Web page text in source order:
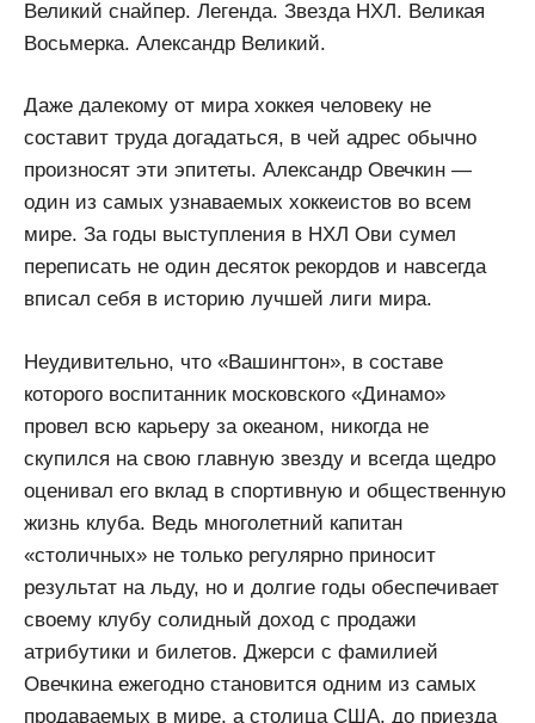
Великий снайпер. Легенда. Звезда НХЛ. Великая
Восьмерка. Александр Великий.
Даже далекому от мира хоккея человеку не
составит труда догадаться, в чей адрес обычно
произносят эти эпитеты. Александр Овечкин —
один из самых узнаваемых хоккеистов во всем
мире. За годы выступления в НХЛ Ови сумел
переписать не один десяток рекордов и навсегда
вписал себя в историю лучшей лиги мира.
Неудивительно, что «Вашингтон», в составе
которого воспитанник московского «Динамо»
провел всю карьеру за океаном, никогда не
скупился на свою главную звезду и всегда щедро
оценивал его вклад в спортивную и общественную
жизнь клуба. Ведь многолетний капитан
«столичных» не только регулярно приносит
результат на льду, но и долгие годы обеспечивает
своему клубу солидный доход с продажи
атрибутики и билетов. Джерси с фамилией
Овечкина ежегодно становится одним из самых
продаваемых в мире, а столица США, до приезда